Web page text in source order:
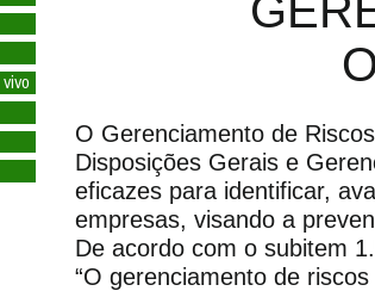
O Gerenciamento de
Disposições Gerais e
eficazes para identificar,
empresas, visando a
De acordo com o subitem
“O gerenciamento de